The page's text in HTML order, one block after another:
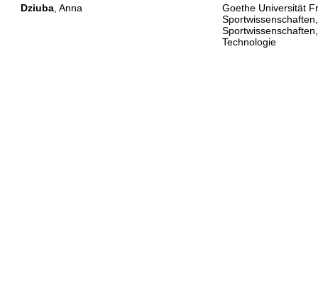
Dziuba, Anna
Goethe Universität
Technologie